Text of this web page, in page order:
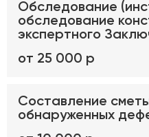
Обследование
обследование
экспертного
от 25 000 р
Составление
обнаруженных